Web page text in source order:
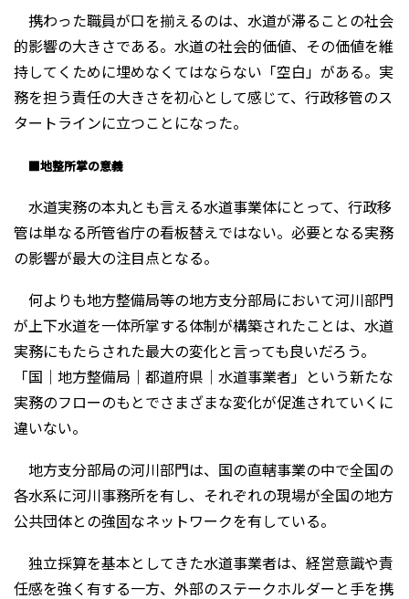
携わった職員が口を揃えるのは、水道が滞ることの社会
的影響の大きさである。水道の社会的価値、その価値を維
持してくために埋めなくてはならない「空白」がある。実
務を担う責任の大きさを初心として感じて、行政移管のス
タートラインに立つことになった。
■地整所掌の意義
水道実務の本丸とも言える水道事業体にとって、行政移
管は単なる所管省庁の看板替えではない。必要となる実務
の影響が最大の注目点となる。
何よりも地方整備局等の地方支分部局において河川部門
が上下水道を一体所掌する体制が構築されたことは、水道
実務にもたらされた最大の変化と言っても良いだろう。
「国｜地方整備局｜都道府県｜水道事業者」という新たな
実務のフローのもとでさまざまな変化が促進されていくに
違いない。
地方支分部局の河川部門は、国の直轄事業の中で全国の
各水系に河川事務所を有し、それぞれの現場が全国の地方
公共団体との強固なネットワークを有している。
独立採算を基本としてきた水道事業者は、経営意識や責
任感を強く有する一方、外部のステークホルダーと手を携